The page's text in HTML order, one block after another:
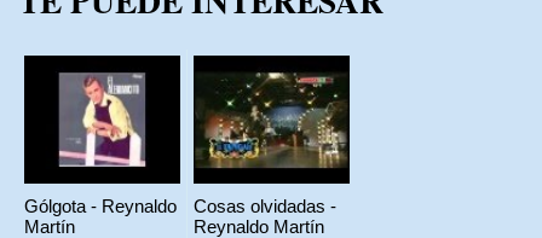
Gólgota - Reynaldo
Martín
Cosas olvidadas -
Reynaldo Martín